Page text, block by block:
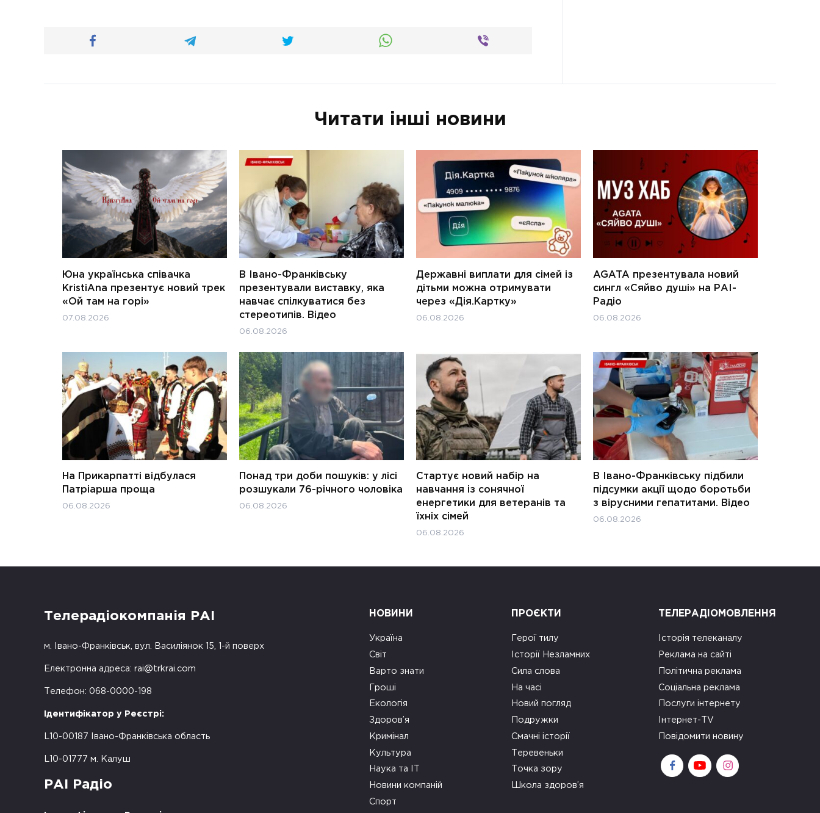
Читати інші новини
Юна українська співачка
KristiAna презентує новий трек
«Ой там на горі»
07.08.2026
В Івано-Франківську
презентували виставку, яка
навчає спілкуватися без
стереотипів. Відео
06.08.2026
Державні виплати для сімей із
дітьми можна отримувати
через «Дія.Картку»
06.08.2026
AGATA презентувала новий
сингл «Сяйво душі» на РАІ-
Радіо
06.08.2026
На Прикарпатті відбулася
Патріарша проща
06.08.2026
Понад три доби пошуків: у лісі
розшукали 76-річного чоловіка
06.08.2026
Стартує новий набір на
навчання із сонячної
енергетики для ветеранів та
їхніх сімей
06.08.2026
В Івано-Франківську підбили
підсумки акції щодо боротьби
з вірусними гепатитами. Відео
06.08.2026
Телерадіокомпанія РАІ
м. Івано-Франківськ, вул. Василіянок 15, 1-й поверх
Електронна адреса: rai@trkrai.com
Телефон: 068-0000-198
Ідентифікатор у Реєстрі:
L10-00187 Івано-Франківська область
L10-01777 м. Калуш
РАІ Радіо
НОВИНИ
Україна
Світ
Варто знати
Гроші
Екологія
Здоров’я
Кримінал
Культура
Наука та ІТ
Новини компаній
Спорт
ПРОЄКТИ
Герої тилу
Історії Незламних
Сила слова
На часі
Новий погляд
Подружки
Смачні історії
Теревеньки
Точка зору
Школа здоров’я
ТЕЛЕРАДІОМОВЛЕННЯ
Історія телеканалу
Реклама на сайті
Політична реклама
Соціальна реклама
Послуги інтернету
Інтернет-TV
Повідомити новину